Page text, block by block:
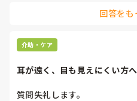
利用者様にとっても良い経験
回答をも
介助・ケア
耳が遠く、目も見えにくい方
質問失礼します。